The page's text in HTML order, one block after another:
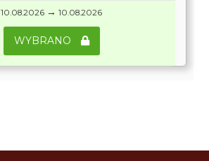
10.08.2026 → 10.08.2026
WYBRANO